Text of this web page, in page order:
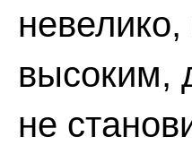
высоким,
не